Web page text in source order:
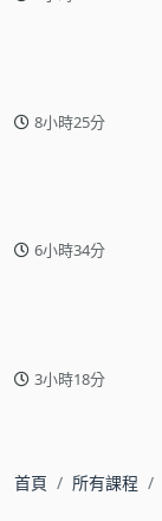
8小時25分
6小時34分
3小時18分
首頁 所有課程